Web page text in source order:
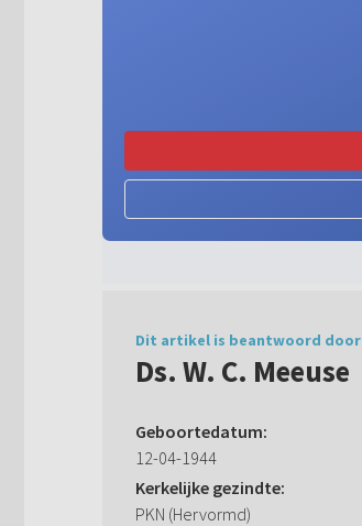
Dit artikel is beantwoord door
Ds. W. C. Meeuse
Geboortedatum:
12-04-1944
Kerkelijke gezindte:
PKN (Hervormd)